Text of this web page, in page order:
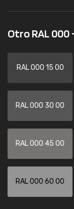
Otro RAL 000
RAL 000 15 00
RAL 000 30 00
RAL 000 45 00
RAL 000 60 00